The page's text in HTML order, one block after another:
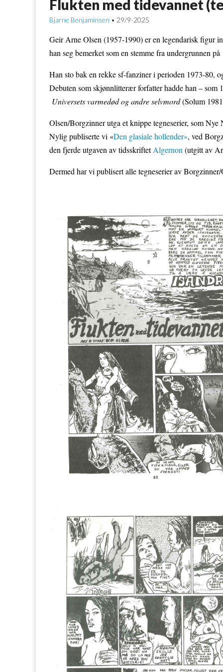
Flukten med tidevannet
Bjarne Benjaminsen • 29/9-2025
Geir Arne Olsen (1957-1990) er en legendarisk figur
han seg bemerket som en stemme fra undergrunnen
Han sto bak en rekke sf-fanziner i perioden 1973-80,
Debuten som skjønnlitterær forfatter hadde han – som
Universets varmedød og andre selvmord(Solum
Olsen/Borgzinner utga et knippe tegneserier, som
Nylig publiserte vi «Den glasiale hollender», ved
den fjerde utgaven av tidsskriftetAlgernon(utgitt av
Dermed har vi publisert alle tegneserier av